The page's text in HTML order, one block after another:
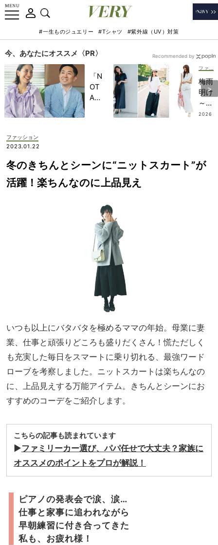
#一生ものジュエリー #Tシャツ #紫外線（UV）対策
今、あなたにオススメ〈PR〉
「N
OT
A
記憶
に一
生残
【極
上の
家族
旅】
を
梅雨
明け
～猛
暑ま
対応
2026
Recommended by
ファッション
2023.01.22
冬のきちんとシーンに“ニットスカート”が
活躍！楽ちんなのに上品見え
いつも以上にバタバタを極めるママの年始。母業に妻
業、仕事と頑張りどころも盛りだくさん！慌ただしく
も充実した毎日をスマートに乗り切れる、最強ワード
ローブを考察しました。ニットスカートは楽ちんなの
に、上品見えする万能アイテム。きちんとシーンにお
すすめのコーデをご紹介します。
こちらの記事も読まれています
▶︎ファミリーカー選び、パパ任せで大丈夫？家族に
オススメのポイントをプロが解説！
ピアノの発表会で涙、涙…
仕事と家事に追われながら
早朝練習に付き合ってきた
私も、お疲れ様！